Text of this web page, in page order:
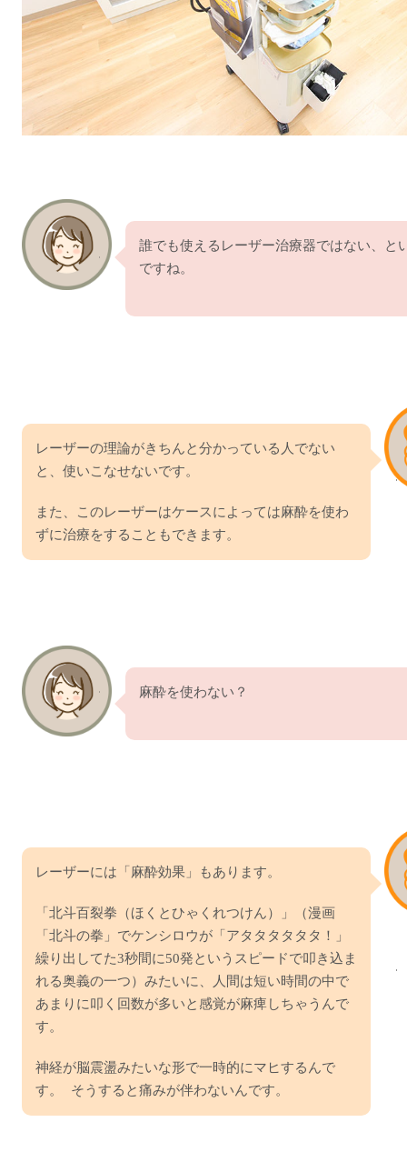
誰でも使えるレーザー治療器ではない、と
ですね。
レーザーの理論がきちんと分かっている人でない
と、使いこなせないです。
また、このレーザーはケースによっては麻酔を使わ
ずに治療をすることもできます。
麻酔を使わない？
レーザーには「麻酔効果」もあります。
「北斗百裂拳（ほくとひゃくれつけん）」（漫画
「北斗の拳」でケンシロウが「アタタタタタタ！」
繰り出してた3秒間に50発というスピードで叩き込ま
れる奥義の一つ）みたいに、人間は短い時間の中で
あまりに叩く回数が多いと感覚が麻痺しちゃうんで
す。
神経が脳震盪みたいな形で一時的にマヒするんで
す。 そうすると痛みが伴わないんです。